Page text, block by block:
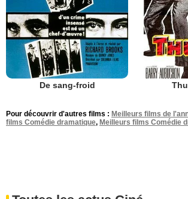
De sang-froid
Pour découvrir d'autres films : Meilleurs films de
films Comédie dramatique, Meilleurs films Comédie